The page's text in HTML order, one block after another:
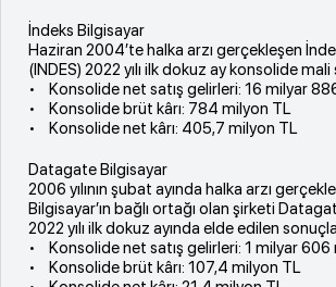
İndeks Bilgisayar
Haziran 2004’te halka arzı gerçekleşen
(INDES) 2022 yılı ilk dokuz ay konsolide mali
• Konsolide net satış gelirleri: 16 milyar
• Konsolide brüt kârı: 784 milyon TL
• Konsolide net kârı: 405,7 milyon TL
Datagate Bilgisayar
2006 yılının şubat ayında halka arzı
Bilgisayar’ın bağlı ortağı olan şirketi
2022 yılı ilk dokuz ayında elde edilen
• Konsolide net satış gelirleri: 1 milyar 606
• Konsolide brüt kârı: 107,4 milyon TL